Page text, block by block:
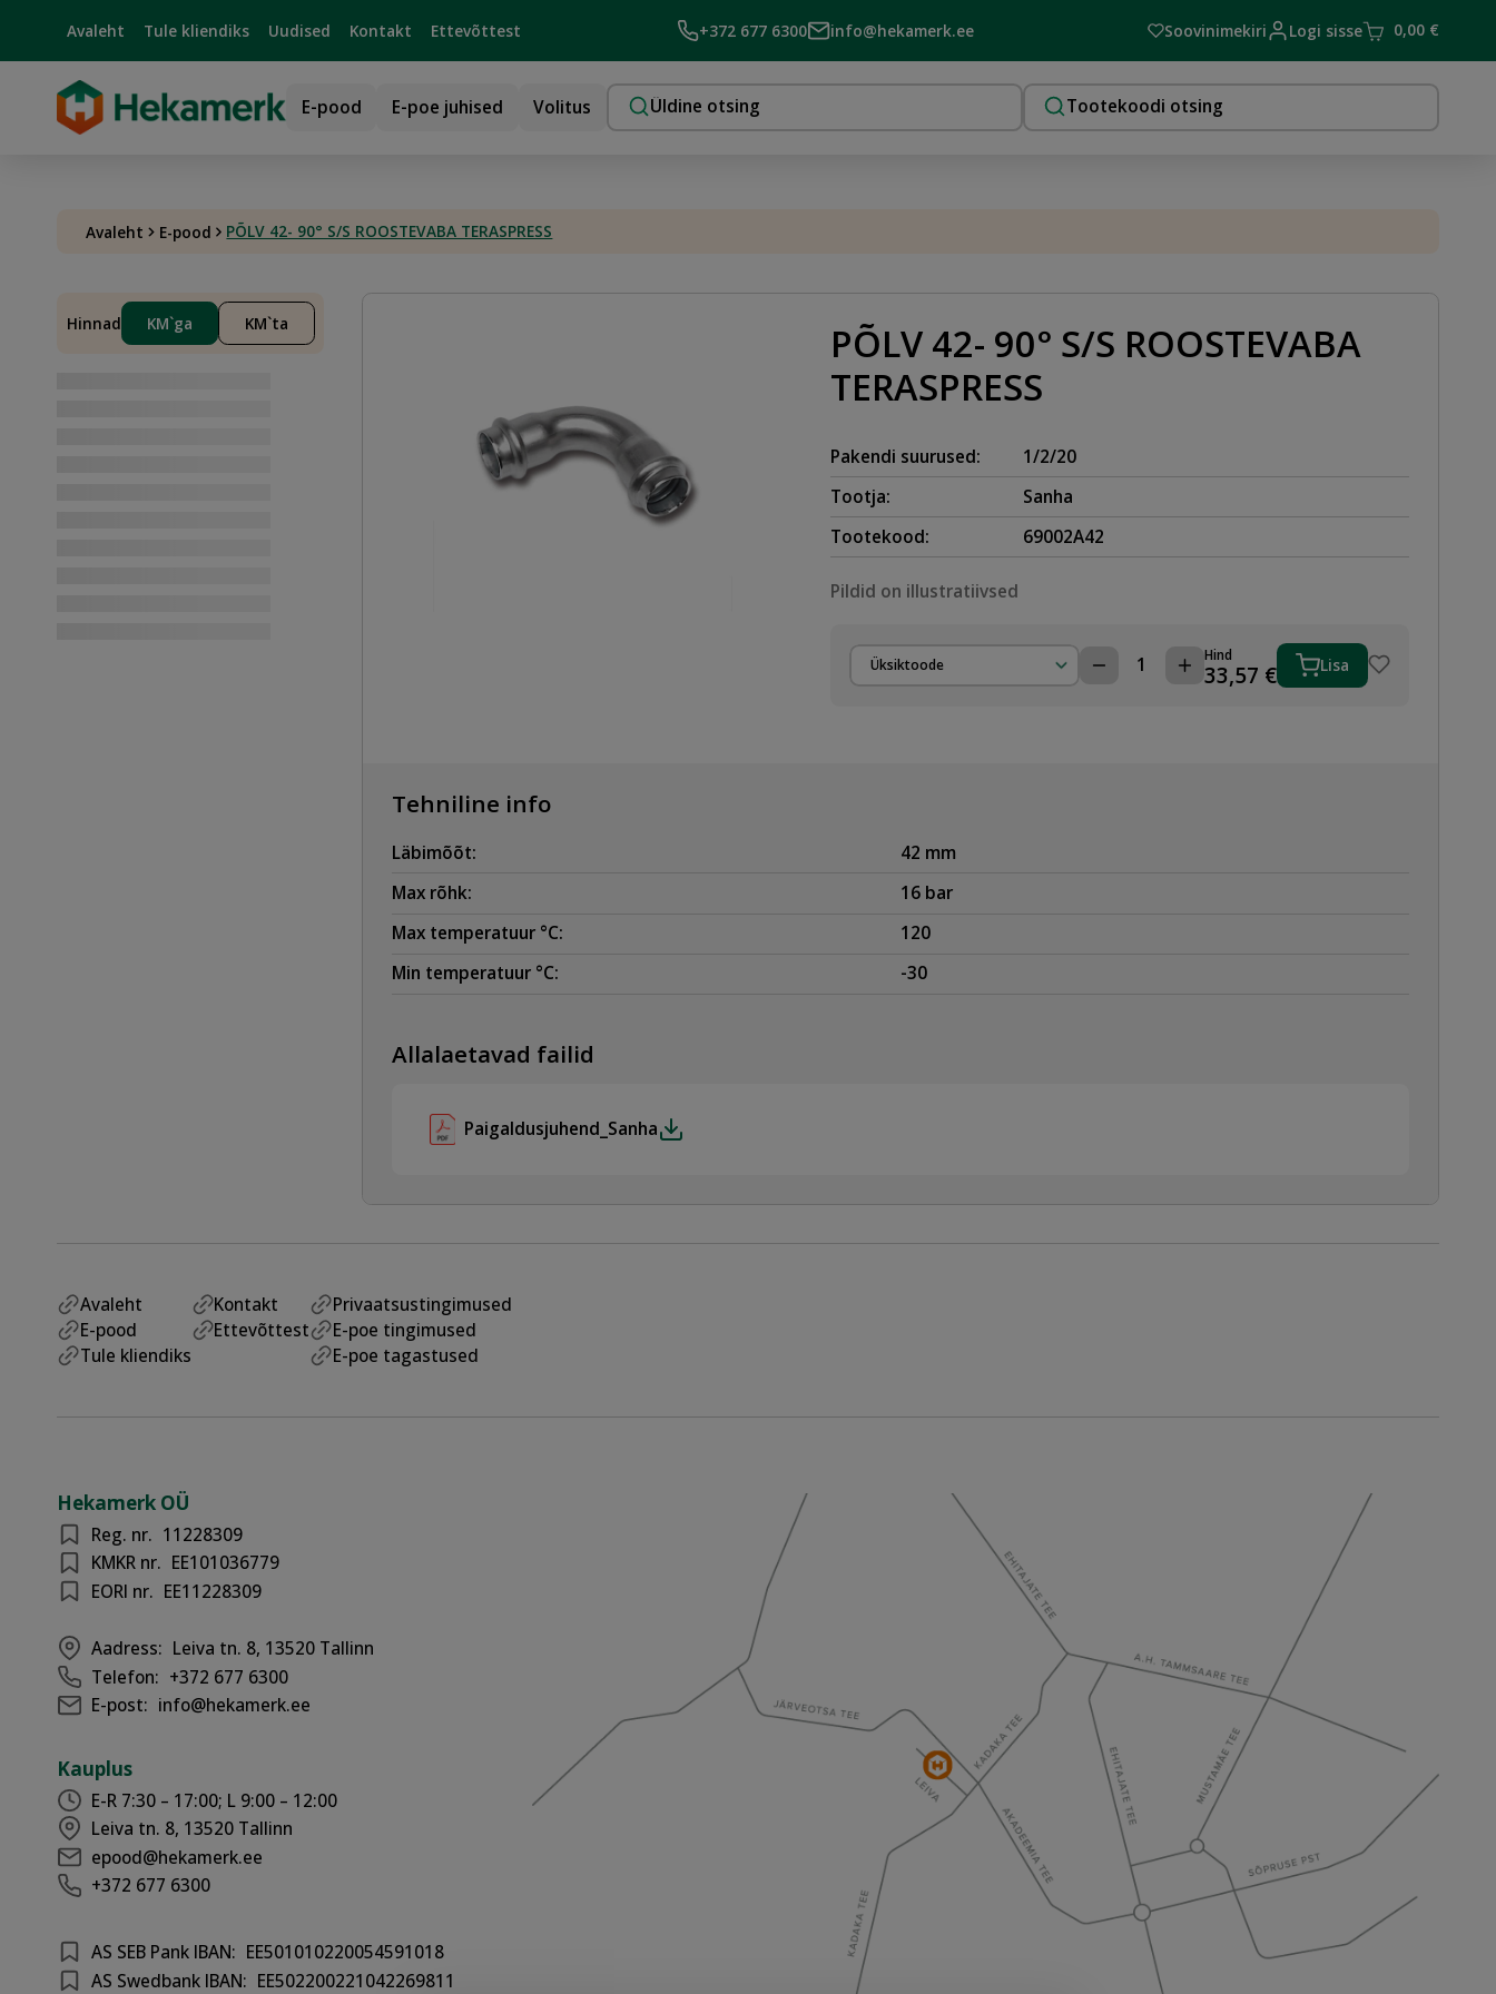
Avaleht Tule kliendiks Uudised Kontakt Ettevõttest +372 677 6300 info@hekamerk.ee Soovinimekiri Logi sisse 0,00 €
E-pood E-poe juhised Volitus
Avaleht E-pood PÕLV 42- 90° S/S ROOSTEVABA TERASPRESS
Hinnad KM`ga KM`ta
PÕLV 42- 90° S/S ROOSTEVABA
TERASPRESS
Pakendi suurused:
1/2/20
Tootja:
Sanha
Tootekood:
69002A42
Pildid on illustratiivsed
Üksiktoode PÕLV
Hind
33,57 € Lisa
Tehniline info
Läbimõõt:
42 mm
Max rõhk:
16 bar
Max temperatuur °C:
120
Min temperatuur °C:
-30
Allalaetavad failid
Paigaldusjuhend_Sanha
Avaleht
E-pood
Tule kliendiks
Kontakt
Ettevõttest
Privaatsustingimused
E-poe tingimused
E-poe tagastused
Hekamerk OÜ
Reg. nr. 11228309
KMKR nr. EE101036779
EORI nr. EE11228309
Aadress: Leiva tn. 8, 13520 Tallinn
Telefon: +372 677 6300
E-post: info@hekamerk.ee
Kauplus
E-R 7:30 – 17:00; L 9:00 – 12:00
Leiva tn. 8, 13520 Tallinn
epood@hekamerk.ee
+372 677 6300
AS SEB Pank IBAN: EE501010220054591018
AS Swedbank IBAN: EE502200221042269811